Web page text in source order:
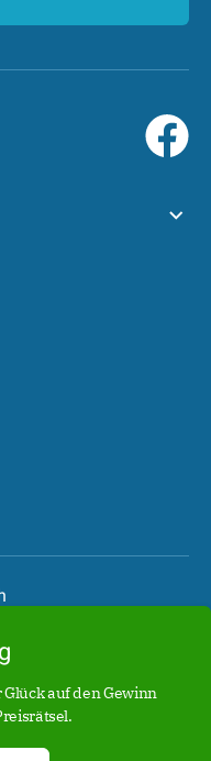
auf den Gewinn